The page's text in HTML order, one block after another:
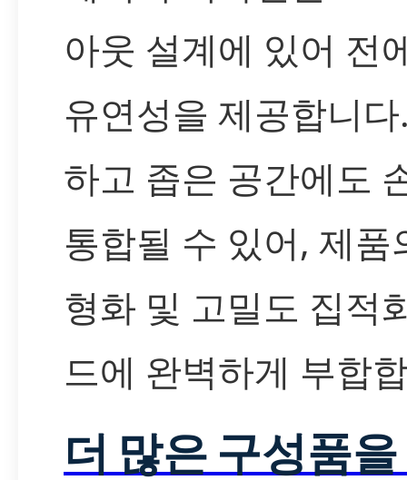
아웃 설계에 있어 전
유연성을 제공합니
하고 좁은 공간에도
통합될 수 있어, 제품
형화 및 고밀도 집적
드에 완벽하게 부합
더 많은 구성품